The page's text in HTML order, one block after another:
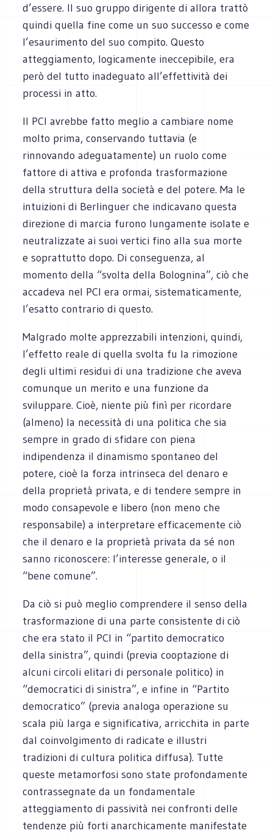
d’essere. Il suo gruppo dirigente di allora trattò
quindi quella fine come un suo successo e come
l’esaurimento del suo compito. Questo
atteggiamento, logicamente ineccepibile, era
però del tutto inadeguato all’effettività dei
processi in atto.
Il PCI avrebbe fatto meglio a cambiare nome
molto prima, conservando tuttavia (e
rinnovando adeguatamente) un ruolo come
fattore di attiva e profonda trasformazione
della struttura della società e del potere. Ma le
intuizioni di Berlinguer che indicavano questa
direzione di marcia furono lungamente isolate e
neutralizzate ai suoi vertici fino alla sua morte
e soprattutto dopo. Di conseguenza, al
momento della “svolta della Bolognina”, ciò che
accadeva nel PCI era ormai, sistematicamente,
l’esatto contrario di questo.
Malgrado molte apprezzabili intenzioni, quindi,
l’effetto reale di quella svolta fu la rimozione
degli ultimi residui di una tradizione che aveva
comunque un merito e una funzione da
sviluppare. Cioè, niente più finì per ricordare
(almeno) la necessità di una politica che sia
sempre in grado di sfidare con piena
indipendenza il dinamismo spontaneo del
potere, cioè la forza intrinseca del denaro e
della proprietà privata, e di tendere sempre in
modo consapevole e libero (non meno che
responsabile) a interpretare efficacemente ciò
che il denaro e la proprietà privata da sé non
sanno riconoscere: l’interesse generale, o il
“bene comune”.
Da ciò si può meglio comprendere il senso della
trasformazione di una parte consistente di ciò
che era stato il PCI in “partito democratico
della sinistra”, quindi (previa cooptazione di
alcuni circoli elitari di personale politico) in
“democratici di sinistra”, e infine in “Partito
democratico” (previa analoga operazione su
scala più larga e significativa, arricchita in parte
dal coinvolgimento di radicate e illustri
tradizioni di cultura politica diffusa). Tutte
queste metamorfosi sono state profondamente
contrassegnate da un fondamentale
atteggiamento di passività nei confronti delle
tendenze più forti anarchicamente manifestate